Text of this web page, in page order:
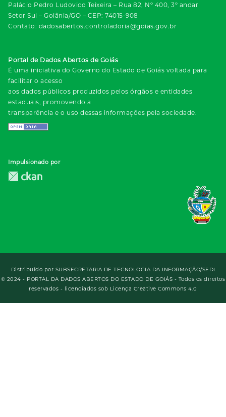
Palácio Pedro Ludovico Teixeira – Rua 82, Nº 400, 3º andar
Setor Sul – Goiânia/GO – CEP: 74015-908
Contato: dadosabertos.controladoria@goias.gov.br
Portal de Dados Abertos de Goiás
É uma iniciativa do Governo do Estado de Goiás voltada para
facilitar o acesso
aos dados públicos produzidos pelos órgãos e entidades
estaduais, promovendo a
transparência e o uso dessas informações pela sociedade.
Impulsionado por
Distribuído por SUBSECRETARIA DE TECNOLOGIA DA INFORMAÇÃO/SEDI
© 2024 - PORTAL DA DADOS ABERTOS DO ESTADO DE GOIÁS - Todos os direitos
reservados - licenciados sob Licença Creative Commons 4.0